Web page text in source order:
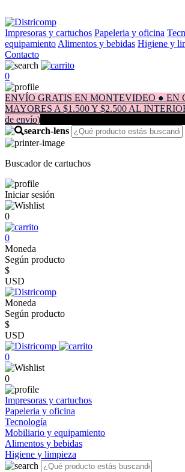
Impresoras y cartuchos Papeleria y oficina
equipamiento Alimentos y bebidas Higiene y
Contacto
0
ENVÍO GRATIS EN MONTEVIDEO ● EN
MAYORES A $1.500 Y $2.500 AL
de envío)
Buscador de cartuchos
Iniciar sesión
0
0
Moneda
Según producto
$
USD
Moneda
Según producto
$
USD
0
0
Impresoras y cartuchos
Papeleria y oficina
Tecnología
Mobiliario y equipamiento
Alimentos y bebidas
Higiene y limpieza